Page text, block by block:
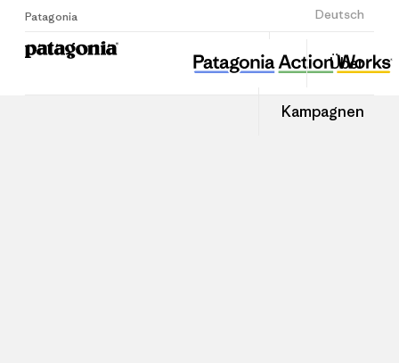
Patagonia Deutsch
Anmelden
Über
Kampagnen